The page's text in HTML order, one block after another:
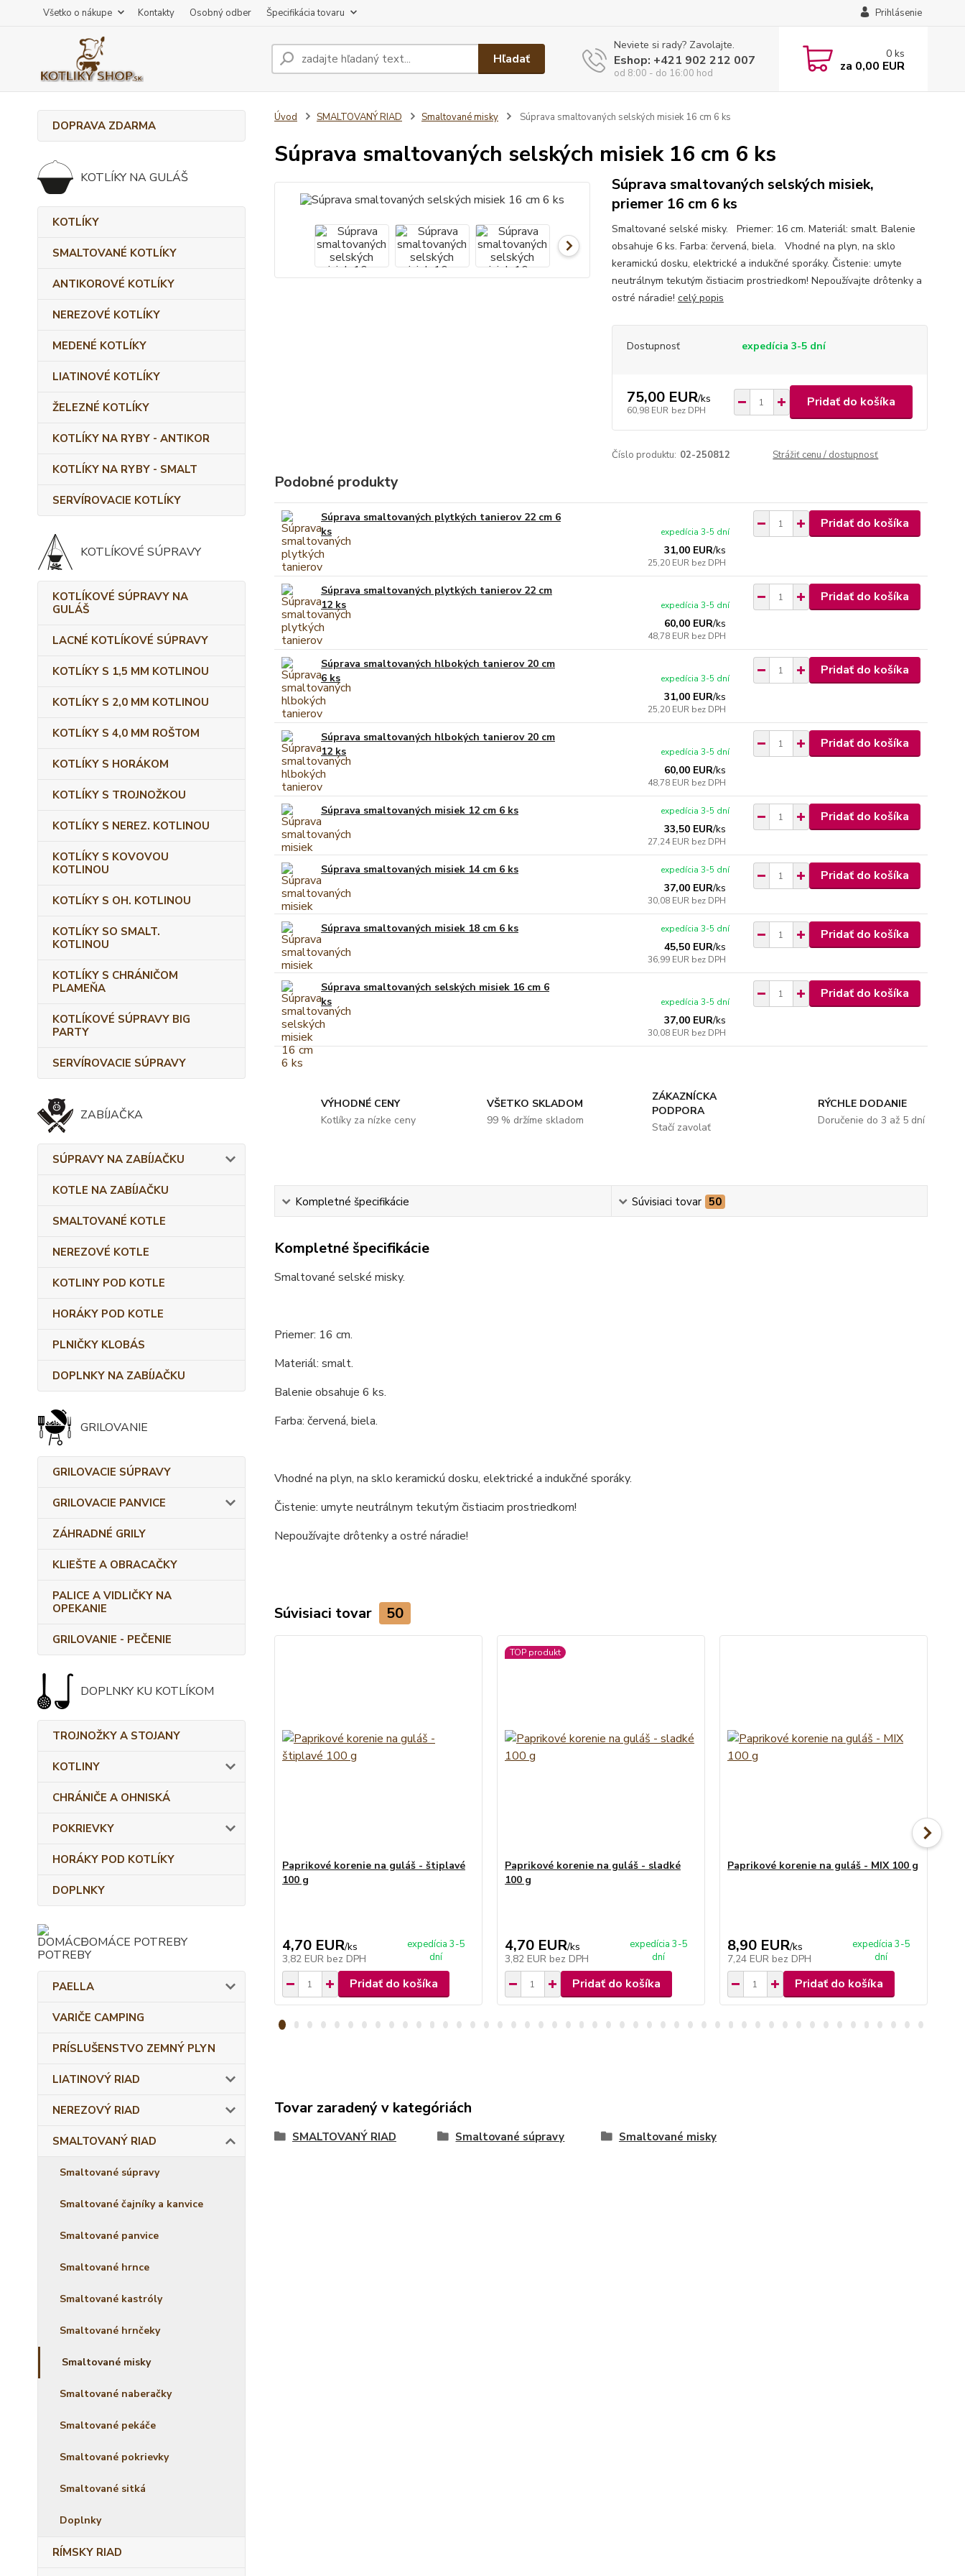
Všetko o nákupe Kontakty Osobný odber Špecifikácia tovaru Prihlásenie
Hľadať
Neviete si rady? Zavolajte.
Eshop: +421 902 212 007
od 8:00 - do 16:00 hod
0 ks
za 0,00 EUR
DOPRAVA ZDARMA
KOTLÍKY NA GULÁŠ
KOTLÍKY
SMALTOVANÉ KOTLÍKY
ANTIKOROVÉ KOTLÍKY
NEREZOVÉ KOTLÍKY
MEDENÉ KOTLÍKY
LIATINOVÉ KOTLÍKY
ŽELEZNÉ KOTLÍKY
KOTLÍKY NA RYBY - ANTIKOR
KOTLÍKY NA RYBY - SMALT
SERVÍROVACIE KOTLÍKY
KOTLÍKOVÉ SÚPRAVY
KOTLÍKOVÉ SÚPRAVY NA
GULÁŠ
LACNÉ KOTLÍKOVÉ SÚPRAVY
KOTLÍKY S 1,5 MM KOTLINOU
KOTLÍKY S 2,0 MM KOTLINOU
KOTLÍKY S 4,0 MM ROŠTOM
KOTLÍKY S HORÁKOM
KOTLÍKY S TROJNOŽKOU
KOTLÍKY S NEREZ. KOTLINOU
KOTLÍKY S KOVOVOU
KOTLINOU
KOTLÍKY S OH. KOTLINOU
KOTLÍKY SO SMALT.
KOTLINOU
KOTLÍKY S CHRÁNIČOM
PLAMEŇA
KOTLÍKOVÉ SÚPRAVY BIG
PARTY
SERVÍROVACIE SÚPRAVY
ZABÍJAČKA
SÚPRAVY NA ZABÍJAČKU
KOTLE NA ZABÍJAČKU
SMALTOVANÉ KOTLE
NEREZOVÉ KOTLE
KOTLINY POD KOTLE
HORÁKY POD KOTLE
PLNIČKY KLOBÁS
DOPLNKY NA ZABÍJAČKU
GRILOVANIE
GRILOVACIE SÚPRAVY
GRILOVACIE PANVICE
ZÁHRADNÉ GRILY
KLIEŠTE A OBRACAČKY
PALICE A VIDLIČKY NA
OPEKANIE
GRILOVANIE - PEČENIE
DOPLNKY KU KOTLÍKOM
TROJNOŽKY A STOJANY
KOTLINY
CHRÁNIČE A OHNISKÁ
POKRIEVKY
HORÁKY POD KOTLÍKY
DOPLNKY
DOMÁCE POTREBY
PAELLA
VARIČE CAMPING
PRÍSLUŠENSTVO ZEMNÝ PLYN
LIATINOVÝ RIAD
NEREZOVÝ RIAD
SMALTOVANÝ RIAD
Smaltované súpravy
Smaltované čajníky a kanvice
Smaltované panvice
Smaltované hrnce
Smaltované kastróly
Smaltované hrnčeky
Smaltované misky
Smaltované naberačky
Smaltované pekáče
Smaltované pokrievky
Smaltované sitká
Doplnky
RÍMSKY RIAD
Úvod SMALTOVANÝ RIAD Smaltované misky Súprava smaltovaných selských misiek 16 cm 6 ks
Súprava smaltovaných selských misiek 16 cm 6 ks
Súprava smaltovaných selských misiek,
priemer 16 cm 6 ks
Smaltované selské misky. Priemer: 16 cm. Materiál: smalt. Balenie
obsahuje 6 ks. Farba: červená, biela. Vhodné na plyn, na sklo
keramickú dosku, elektrické a indukčné sporáky. Čistenie: umyte
neutrálnym tekutým čistiacim prostriedkom! Nepoužívajte drôtenky a
ostré náradie! celý popis
Dostupnosť expedícia 3-5 dní
75,00 EUR/ks
60,98 EUR bez DPH
Pridať do košíka
Číslo produktu: 02-250812 Strážiť cenu / dostupnosť
Podobné produkty
Súprava smaltovaných plytkých tanierov 22 cm 6
ks
31,00 EUR/ks
25,20 EUR bez DPH
expedícia 3-5 dní
Pridať do košíka
Súprava smaltovaných plytkých tanierov 22 cm
12 ks
60,00 EUR/ks
48,78 EUR bez DPH
expedícia 3-5 dní
Pridať do košíka
Súprava smaltovaných hlbokých tanierov 20 cm
6 ks
31,00 EUR/ks
25,20 EUR bez DPH
expedícia 3-5 dní
Pridať do košíka
Súprava smaltovaných hlbokých tanierov 20 cm
12 ks
60,00 EUR/ks
48,78 EUR bez DPH
expedícia 3-5 dní
Pridať do košíka
Súprava smaltovaných misiek 12 cm 6 ks
33,50 EUR/ks
27,24 EUR bez DPH
expedícia 3-5 dní Pridať do košíka
Súprava smaltovaných misiek 14 cm 6 ks
37,00 EUR/ks
30,08 EUR bez DPH
expedícia 3-5 dní Pridať do košíka
Súprava smaltovaných misiek 18 cm 6 ks
45,50 EUR/ks
36,99 EUR bez DPH
expedícia 3-5 dní Pridať do košíka
Súprava smaltovaných selských misiek 16 cm 6
ks
37,00 EUR/ks
30,08 EUR bez DPH
expedícia 3-5 dní
Pridať do košíka
VÝHODNÉ CENY
Kotlíky za nízke ceny
VŠETKO SKLADOM
99 % držíme skladom
ZÁKAZNÍCKA
PODPORA
Stačí zavolať
RÝCHLE DODANIE
Doručenie do 3 až 5 dní
Kompletné špecifikácie Súvisiaci tovar 50
Kompletné špecifikácie
Smaltované selské misky.
Priemer: 16 cm.
Materiál: smalt.
Balenie obsahuje 6 ks.
Farba: červená, biela.
Vhodné na plyn, na sklo keramickú dosku, elektrické a indukčné sporáky.
Čistenie: umyte neutrálnym tekutým čistiacim prostriedkom!
Nepoužívajte drôtenky a ostré náradie!
Súvisiaci tovar 50
Paprikové korenie na guláš - štiplavé
100 g
4,70 EUR/ks
3,82 EUR bez DPH
expedícia 3-5
dní
Pridať do košíka
TOP produkt
Paprikové korenie na guláš - sladké
100 g
4,70 EUR/ks
3,82 EUR bez DPH
expedícia 3-5
dní
Pridať do košíka
Paprikové korenie na guláš - MIX 100 g
8,90 EUR/ks
7,24 EUR bez DPH
expedícia 3-5
dní
Pridať do košíka
Tovar zaradený v kategóriách
SMALTOVANÝ RIAD Smaltované súpravy Smaltované misky